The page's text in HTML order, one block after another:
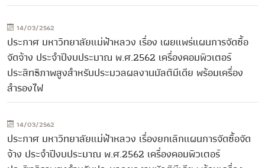
14/03/2562
ประกาศ มหาวิทยาลัยแม่ฟ้าหลวง เรื่อง เผยแพร่แผนการจัดซื้อ
จัดจ้าง ประจำปีงบประมาณ พ.ศ.2562 เครื่องคอมพิวเตอร์
ประสิทธิภาพสูงสำหรับประมวลผลงานมัลติมีเดีย พร้อมเครื่อง
สำรองไฟ
14/03/2562
ประกาศ มหาวิทยาลัยแม่ฟ้าหลวง เรื่องยกเลิกแผนการจัดซื้อจัด
จ้าง ประจำปีงบประมาณ พ.ศ.2562 เครื่องคอมพิวเตอร์